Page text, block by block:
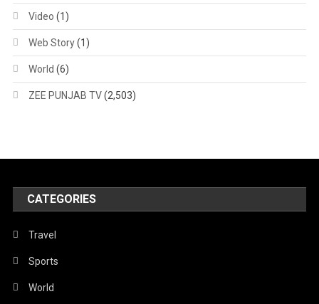
Video (1)
Web Story(1)
World (6)
ZEE PUNJAB TV(2,503)
CATEGORIES
Travel
Sports
World